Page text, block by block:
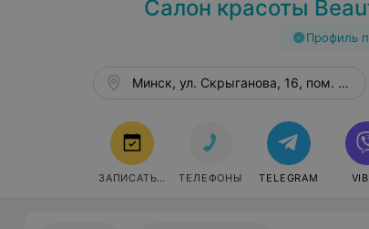
Салон красоты
Профиль
Минск, ул. Скрыганова, 16, пом. 262
ЗАПИСАТЬСЯ ТЕЛЕФОНЫ TELEGRAM